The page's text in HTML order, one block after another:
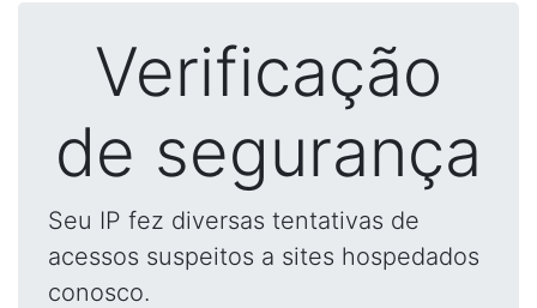
Verificação
de segurança
Seu IP fez diversas tentativas de
acessos suspeitos a sites hospedados
conosco.